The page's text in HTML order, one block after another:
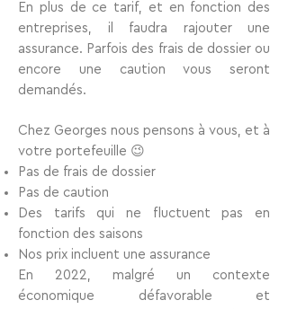
En plus de ce tarif, et en fonction des
entreprises, il faudra rajouter une
assurance. Parfois des frais de dossier ou
encore une caution vous seront
demandés.
Chez Georges nous pensons à vous, et à
votre portefeuille 😉
Pas de frais de dossier
Pas de caution
Des tarifs qui ne fluctuent pas en
fonction des saisons
Nos prix incluent une assurance
En 2022, malgré un contexte
économique défavorable et